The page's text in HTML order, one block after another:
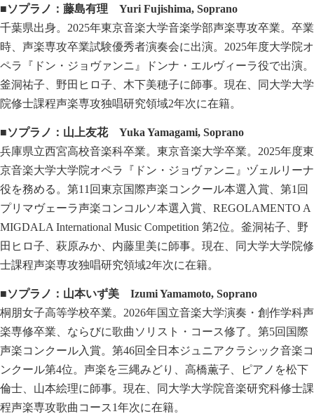
■ソプラノ：藤島有理 Yuri Fujishima, Soprano
千葉県出身。2025年東京音楽大学音楽学部声楽専攻卒業。卒業
時、声楽専攻卒業試験優秀者演奏会に出演。2025年度大学院オ
ペラ『ドン・ジョヴァンニ』ドンナ・エルヴィーラ役で出演。
釜洞祐子、野田ヒロ子、木下美穂子に師事。現在、同大学大学
院修士課程声楽専攻独唱研究領域2年次に在籍。
■ソプラノ：山上友花 Yuka Yamagami, Soprano
兵庫県立西宮高校音楽科卒業。東京音楽大学卒業。2025年度東
京音楽大学大学院オペラ『ドン・ジョヴァンニ』ヅェルリーナ
役を務める。第11回東京国際声楽コンクール本選入賞、第1回
プリマヴェーラ声楽コンコルソ本選入賞、REGOLAMENTO A
MIGDALA International Music Competition 第2位。釜洞祐子、野
田ヒロ子、萩原みか、内藤里美に師事。現在、同大学大学院修
士課程声楽専攻独唱研究領域2年次に在籍。
■ソプラノ：山本いず美 Izumi Yamamoto, Soprano
桐朋女子高等学校卒業。2026年国立音楽大学演奏・創作学科声
楽専修卒業、ならびに歌曲ソリスト・コース修了。第5回国際
声楽コンクール入賞。第46回全日本ジュニアクラシック音楽コ
ンクール第4位。声楽を三縄みどり、高橋薫子、ピアノを松下
倫士、山本絵理に師事。現在、同大学大学院音楽研究科修士課
程声楽専攻歌曲コース1年次に在籍。